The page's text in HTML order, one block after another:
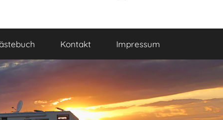
Kontakt Impressum